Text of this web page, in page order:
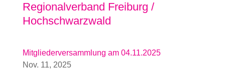
Regionalverband Freiburg /
Hochschwarzwald
Mitgliederversammlung am 04.11.2025
Nov. 11, 2025